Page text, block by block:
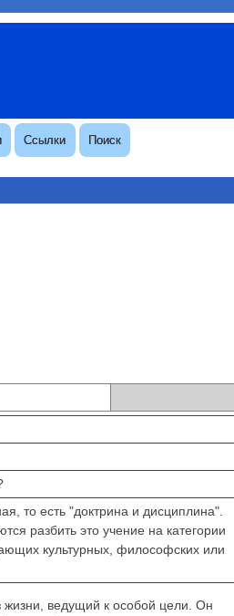
Ссылки Поиск
то есть "доктрина и дисциплина".
разбить это учение на категории
культурных, философских или
жизни, ведущий к особой цели. Он